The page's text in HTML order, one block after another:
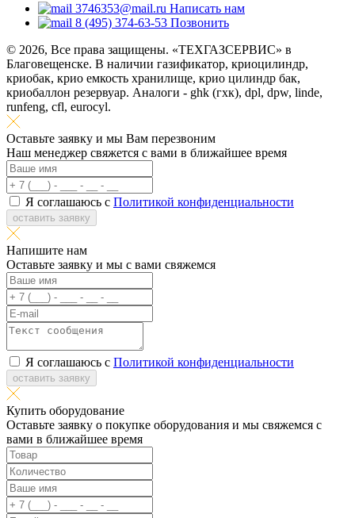
3746353@mail.ru Написать нам
8 (495) 374-63-53 Позвонить
© 2026, Все права защищены. «ТЕХГАЗСЕРВИС» в
Благовещенске. В наличии газификатор, криоцилиндр,
криобак, крио емкость хранилище, крио цилиндр бак,
криобаллон резервуар. Аналоги - ghk (гхк), dpl, dpw, linde,
runfeng, cfl, eurocyl.
Оставьте заявку и мы Вам перезвоним
Наш менеджер свяжется с вами в ближайшее время
Я соглашаюсь с Политикой конфиденциальности
оставить заявку
Напишите нам
Оставьте заявку и мы с вами свяжемся
Я соглашаюсь с Политикой конфиденциальности
оставить заявку
Купить оборудование
Оставьте заявку о покупке оборудования и мы свяжемся с
вами в ближайшее время